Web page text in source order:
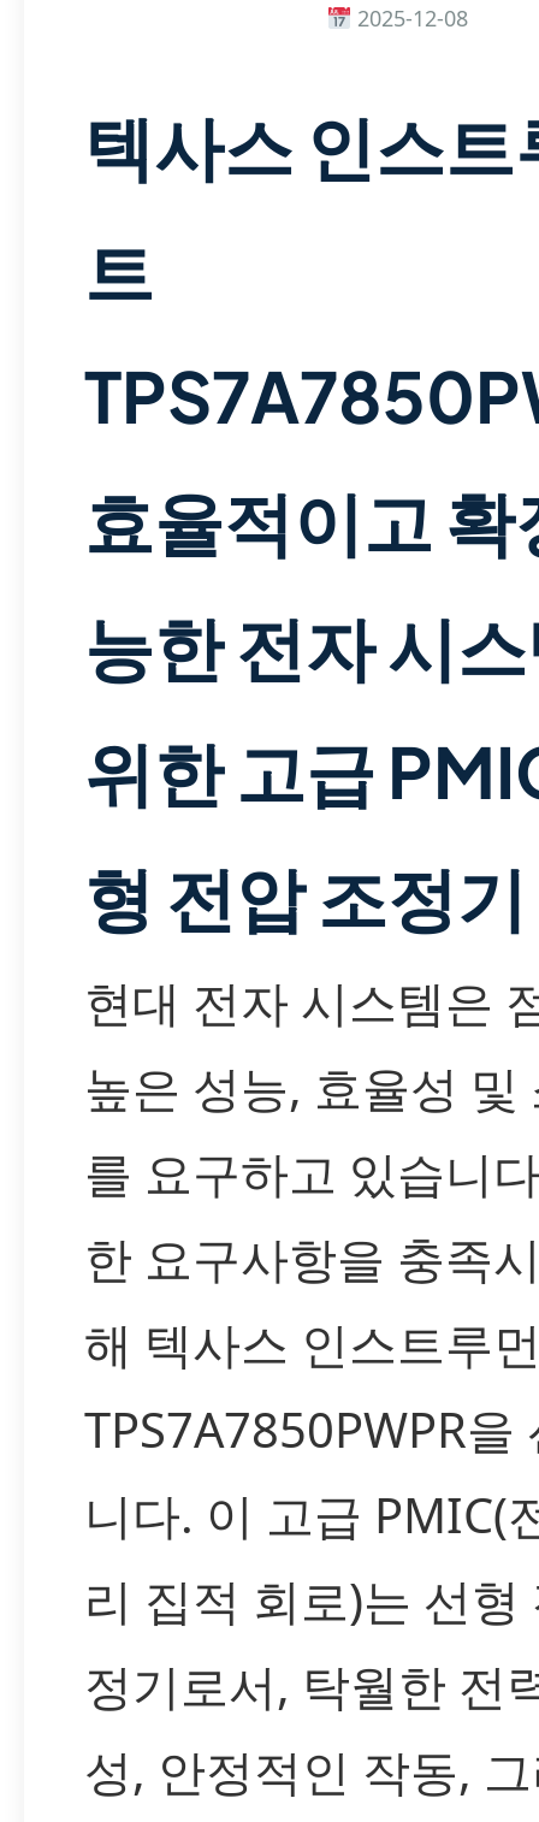
2025-12-08
텍사스 인스트
트
효율적이고 확
능한 전자 시
위한 고급
형 전압 조정기
현대 전자 시스템은
높은 성능, 효율성 및
를 요구하고 있습니
한 요구사항을 충족
해 텍사스 인스트루
TPS7A7850PWPR을
니다. 이 고급 PMIC(
리 집적 회로)는 선형
정기로서, 탁월한 전
성, 안정적인 작동,